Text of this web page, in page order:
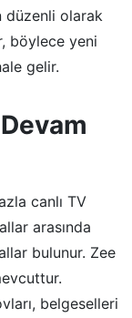
düzenli olarak
böylece yeni
gelir.
canlı TV
arasında
bulunur. Zee
belgeselleri